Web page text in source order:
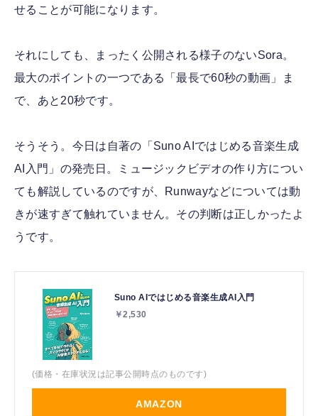
せることが可能になります。
それにしても、まったく公開される様子のないSora。
最大のポイントの一つである「最長で60秒の動画」ま
で、あと20秒です。
そうそう。今日は自著の「Suno AIではじめる音楽生成
AI入門」の発売日。ミュージックビデオの作り方につい
ても解説しているのですが、Runwayなどについては動
きが速すぎて触れていません。その判断は正しかったよ
うです。
Suno AIではじめる音楽生成AI入門
￥2,530
(価格・在庫状況は記事公開時点のものです)
AMAZON